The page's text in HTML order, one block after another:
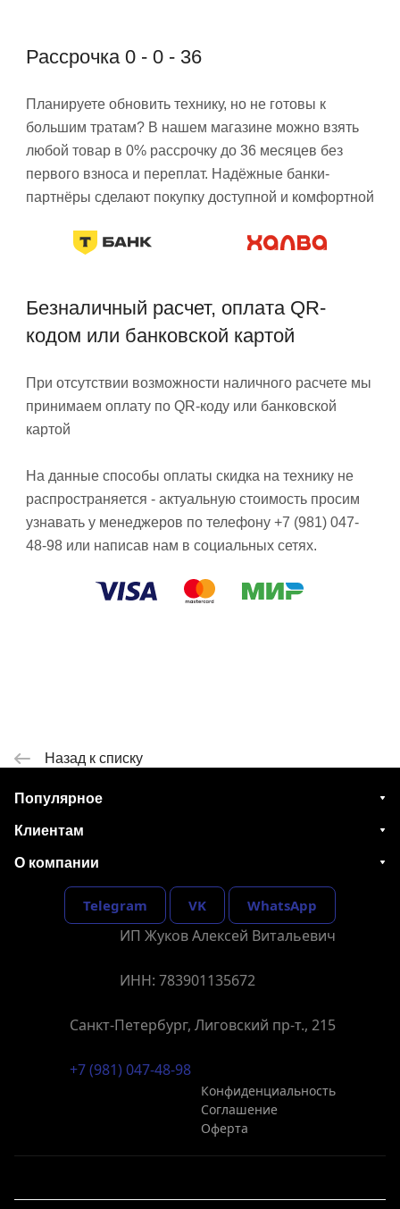
Рассрочка 0 - 0 - 36
Планируете обновить технику, но не готовы к
большим тратам? В нашем магазине можно взять
любой товар в 0% рассрочку до 36 месяцев без
первого взноса и переплат. Надёжные банки-
партнёры сделают покупку доступной и комфортной
Безналичный расчет, оплата QR-
кодом или банковской картой
При отсутствии возможности наличного расчете мы
принимаем оплату по QR-коду или банковской
картой
На данные способы оплаты скидка на технику не
распространяется - актуальную стоимость просим
узнавать у менеджеров по телефону +7 (981) 047-
48-98 или написав нам в социальных сетях.
Назад к списку
Популярное
Клиентам
О компании
Telegram VK WhatsApp
ИП Жуков Алексей Витальевич
ИНН: 783901135672
Санкт-Петербург, Лиговский пр-т., 215
+7 (981) 047-48-98
Конфиденциальность
Соглашение
Оферта